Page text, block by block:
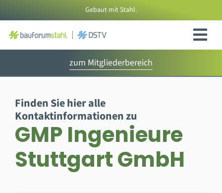
Inhalt
springen
Gebaut mit Stahl.
zum Mitgliederbereich
Finden Sie hier alle
Kontaktinformationen zu
GMP Ingenieure
Stuttgart GmbH